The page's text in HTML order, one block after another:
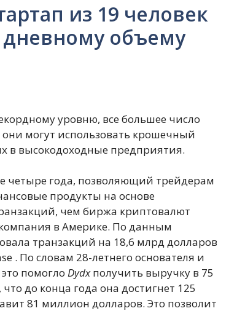
из 19 человек
объему
уровню, все большее число
могут использовать крошечный
в высокодоходные предприятия.
четыре года, позволяющий трейдерам
продукты на основе
чем биржа криптовалют
в Америке. По данным
транзакций на 18,6 млрд долларов
. По словам 28-летнего основателя и
помогло Dydxполучить выручку в 75
до конца года она достигнет 125
81 миллион долларов. Это позволит